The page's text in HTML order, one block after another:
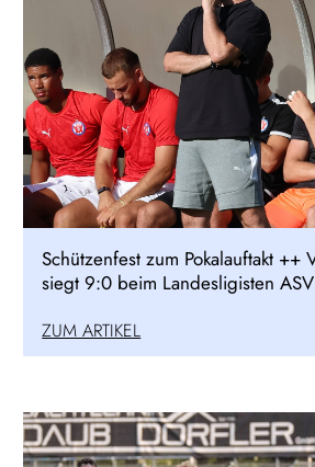
Schützenfest zum Pokalauftakt ++
siegt 9:0 beim Landesligisten
ZUM ARTIKEL